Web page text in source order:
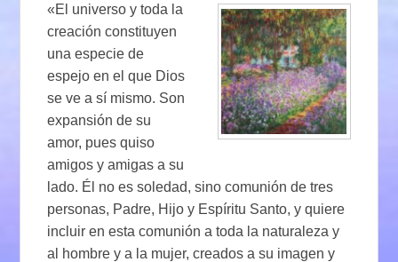
«El universo y toda la
creación constituyen
una especie de
espejo en el que Dios
se ve a sí mismo. Son
expansión de su
amor, pues quiso
amigos y amigas a su
lado. Él no es soledad, sino comunión de tres
personas, Padre, Hijo y Espíritu Santo, y quiere
incluir en esta comunión a toda la naturaleza y
al hombre y a la mujer, creados a su imagen y